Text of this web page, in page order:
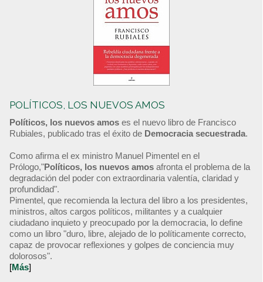
POLÍTICOS, LOS NUEVOS AMOS
Políticos, los nuevos amos es el nuevo libro de Francisco
Rubiales, publicado tras el éxito de Democracia secuestrada.
Como afirma el ex ministro Manuel Pimentel en el
Prólogo,"Políticos, los nuevos amos afronta el problema de la
degradación del poder con extraordinaria valentía, claridad y
profundidad".
Pimentel, que recomienda la lectura del libro a los presidentes,
ministros, altos cargos políticos, militantes y a cualquier
ciudadano inquieto y preocupado por la democracia, lo define
como un libro "duro, libre, alejado de lo políticamente correcto,
capaz de provocar reflexiones y golpes de conciencia muy
dolorosos".
[Más]